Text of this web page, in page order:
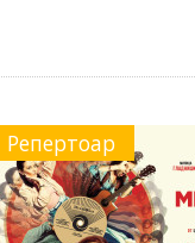
Репертоар